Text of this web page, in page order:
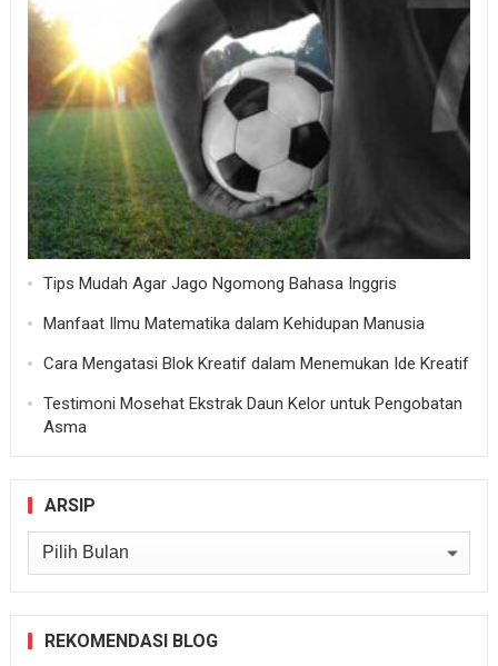
Tips Mudah Agar Jago Ngomong Bahasa Inggris
Manfaat Ilmu Matematika dalam Kehidupan Manusia
Cara Mengatasi Blok Kreatif dalam Menemukan Ide Kreatif
Testimoni Mosehat Ekstrak Daun Kelor untuk Pengobatan
Asma
ARSIP
Arsip
REKOMENDASI BLOG